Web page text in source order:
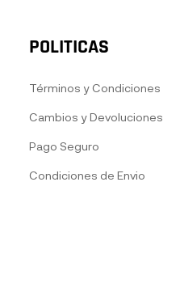
POLITICAS
Términos y Condiciones
Cambios y Devoluciones
Pago Seguro
Condiciones de Envio